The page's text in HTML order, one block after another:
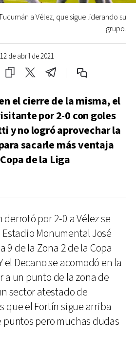
12 de abril de 2021
a Vélez, que sigue liderando su
grupo.
el cierre de la misma, el
por 2-0 con goles
y no logró aprovechar la
sacarle más ventaja
de la Liga
por 2-0 a Vélez se
Monumental José
9 de la Zona 2 de la Copa
el Decano se acomodó en la
a un punto de la zona de
sector atestado de
que el Fortín sigue arriba
pero muchas dudas